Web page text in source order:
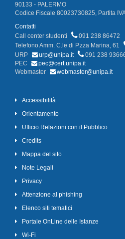
90133 - PALERMO
Codice Fiscale 80023730825, Partita
Contatti
Call center studenti
091 238 86472
Telefono Amm. C.le di P.zza Marina, 61
URP
urp@unipa.it
091 238
PEC
pec@cert.unipa.it
Webmaster
webmaster@unipa.it
Accessibilità
Orientamento
Ufficio Relazioni con il Pubblico
Credits
Mappa del sito
Note Legali
Privacy
Attenzione al phishing
Elenco siti tematici
Portale OnLine delle Istanze
Wi-Fi